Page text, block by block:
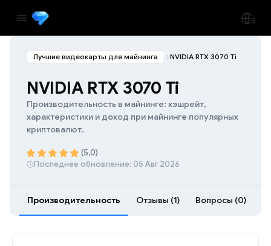
Лучшие видеокарты для майнинга NVIDIA RTX 3070 Ti
NVIDIA RTX 3070 Ti
Производительность в майнинге: хэшрейт,
характеристики и доход при майнинге популярных
криптовалют.
(5,0)
Последнее обновление: 05 Авг 2026
Производительность Отзывы (1) Вопросы (0)